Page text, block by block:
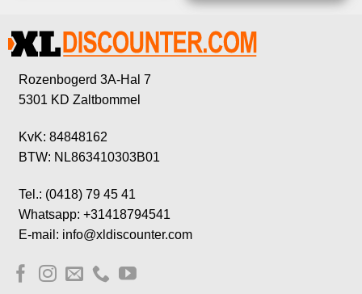
Rozenbogerd 3A-Hal 7
5301 KD Zaltbommel
KvK: 84848162
BTW: NL863410303B01
Tel.: (0418) 79 45 41
Whatsapp: +31418794541
E-mail: info@xldiscounter.com